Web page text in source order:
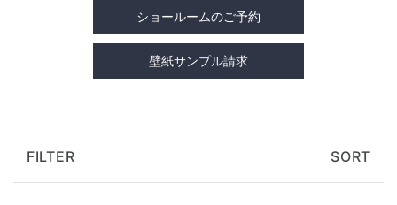
ショールームのご予約
壁紙サンプル請求
FILTER SORT